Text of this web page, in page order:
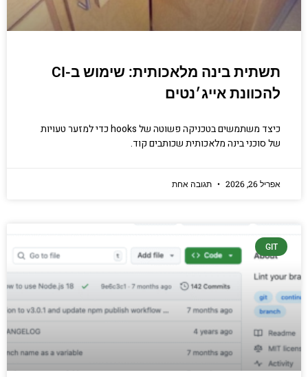
תשתית בינה מלאכותית: שימוש ב-CI
להכוונת אייג׳נטים
כיצד משתמשים בטכניקה פשוטה של hooks כדי למזער טעויות
של סוכני בינה מלאכותית שכותבים קוד.
אפריל 26, 2026 תגובה אחת
GIT